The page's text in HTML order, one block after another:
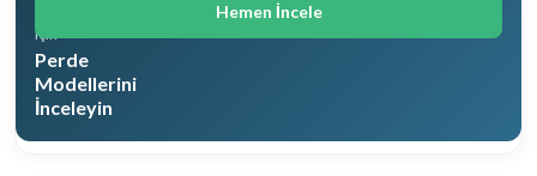
için
Perde
Modellerini
İnceleyin
Hemen İncele